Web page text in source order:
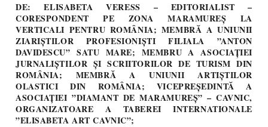
DE: ELISABETA VERESS – EDITORIALIST –
CORESPONDENT PE ZONA MARAMUREȘ LA
VERTICALI PENTRU ROMÂNIA; MEMBRĂ A UNIUNII
ZIARIȘTILOR PROFESIONIȘTI FILIALA ”ANTON
DAVIDESCU” SATU MARE; MEMBRU A ASOCIAȚIEI
JURNALIȘTILOR ȘI SCRIITORILOR DE TURISM DIN
ROMÂNIA; MEMBRĂ A UNIUNII ARTIȘTILOR
OLASTICI DIN ROMÂNIA; VICEPREȘEDINTĂ A
ASOCIAȚIEI ”DIAMANT DE MARAMUREȘ” – CAVNIC,
ORGANIZATOARE A TABEREI INTERNATIONALE
”ELISABETA ART CAVNIC”;